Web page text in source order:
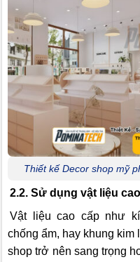
Thiết kế Decor shop mỹ
2.2. Sử dụng vật liệu
Vật liệu cao cấp như
chống ẩm, hay khung
shop trở nên sang trọng